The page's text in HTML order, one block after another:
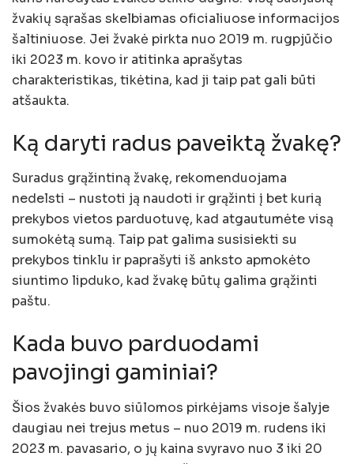
žvakių sąrašas skelbiamas oficialiuose informacijos
šaltiniuose. Jei žvakė pirkta nuo 2019 m. rugpjūčio
iki 2023 m. kovo ir atitinka aprašytas
charakteristikas, tikėtina, kad ji taip pat gali būti
atšaukta.
Ką daryti radus paveiktą žvakę?
Suradus grąžintiną žvakę, rekomenduojama
nedelsti – nustoti ją naudoti ir grąžinti į bet kurią
prekybos vietos parduotuvę, kad atgautumėte visą
sumokėtą sumą. Taip pat galima susisiekti su
prekybos tinklu ir paprašyti iš anksto apmokėto
siuntimo lipduko, kad žvakę būtų galima grąžinti
paštu.
Kada buvo parduodami
pavojingi gaminiai?
Šios žvakės buvo siūlomos pirkėjams visoje šalyje
daugiau nei trejus metus – nuo 2019 m. rudens iki
2023 m. pavasario, o jų kaina svyravo nuo 3 iki 20